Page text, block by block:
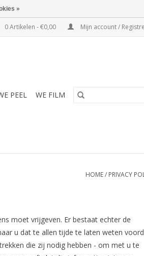
0 Artikelen - €0,00 Mijn account /
PEEL WE FILM
HOME/ PRIVACY
moet vrijgeven. Er bestaat echter de
u dat te allen tijde te laten weten
die zij nodig hebben - om met u te
»